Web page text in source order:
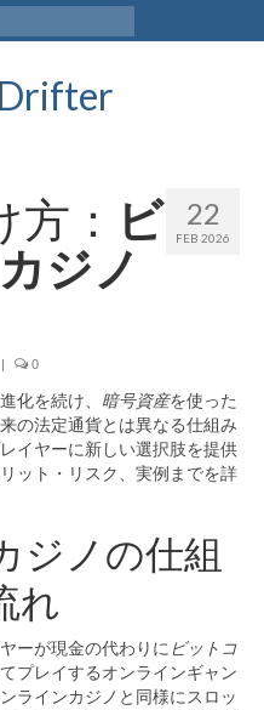
22
FEB 2026
： ビ
ジノ
| 0
化を続け、 暗号資産を使った
の法定通貨とは異なる仕組み
イヤーに新しい選択肢を提供
ット・リスク、実例までを詳
ジノの仕組
れ
ーが現金の代わりに ビットコ
プレイするオンラインギャン
ラインカジノと同様にスロッ